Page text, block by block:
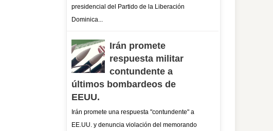
presidencial del Partido de la Liberación
Dominica...
Irán promete
respuesta militar
contundente a
últimos bombardeos de
EEUU.
Irán promete una respuesta "contundente" a
EE.UU. y denuncia violación del memorando